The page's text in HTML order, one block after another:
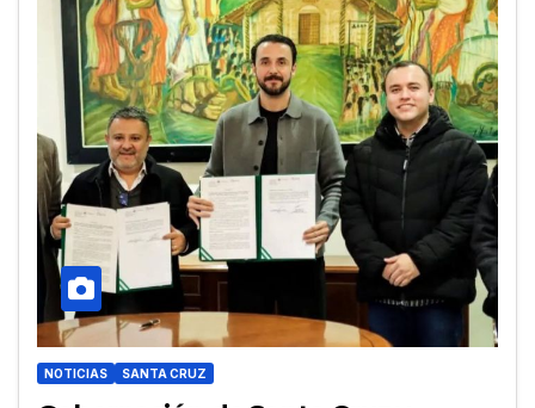
NOTICIAS SANTA CRUZ